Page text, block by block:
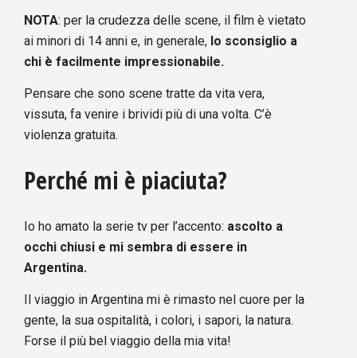
NOTA: per la crudezza delle scene, il film è vietato
ai minori di 14 anni e, in generale, lo sconsiglio a
chi è facilmente impressionabile.
Pensare che sono scene tratte da vita vera,
vissuta, fa venire i brividi più di una volta. C’è
violenza gratuita.
Perché mi è piaciuta?
Io ho amato la serie tv per l’accento: ascolto a
occhi chiusi e mi sembra di essere in
Argentina.
Il viaggio in Argentina mi è rimasto nel cuore per la
gente, la sua ospitalità, i colori, i sapori, la natura.
Forse il più bel viaggio della mia vita!